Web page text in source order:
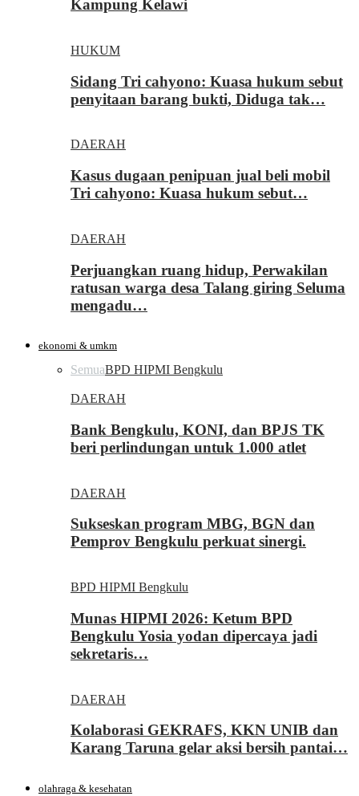
Kampung Kelawi
HUKUM
Sidang Tri cahyono: Kuasa hukum sebut
penyitaan barang bukti, Diduga tak…
DAERAH
Kasus dugaan penipuan jual beli mobil
Tri cahyono: Kuasa hukum sebut…
DAERAH
Perjuangkan ruang hidup, Perwakilan
ratusan warga desa Talang giring Seluma
mengadu…
ekonomi & umkm
SemuaBPD HIPMI Bengkulu
DAERAH
Bank Bengkulu, KONI, dan BPJS TK
beri perlindungan untuk 1.000 atlet
DAERAH
Sukseskan program MBG, BGN dan
Pemprov Bengkulu perkuat sinergi.
BPD HIPMI Bengkulu
Munas HIPMI 2026: Ketum BPD
Bengkulu Yosia yodan dipercaya jadi
sekretaris…
DAERAH
Kolaborasi GEKRAFS, KKN UNIB dan
Karang Taruna gelar aksi bersih pantai…
olahraga & kesehatan